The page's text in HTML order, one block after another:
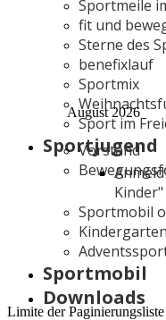
Sportmeile
fit und
Sterne des
benefixlauf
Sportmix
Sport im
Sportjugend
Vorstand
Kinder"
Sportmobil
Sportmobil
Downloads
August 2026
Limite der Paginierungsliste